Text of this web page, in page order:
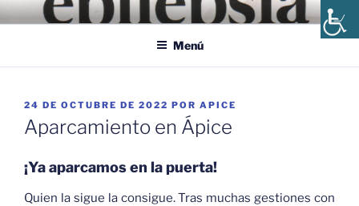
Saltar
al
ÁPICE, ASOCIACIÓN
ANDALUZA DE EPILEPSIA
Ápice, Asociación Andaluza de Epilepsia y Enfermedades Afines
Menú
PUBLICADO
EL
24 DE OCTUBRE DE 2022 POR APICE
Aparcamiento en Ápice
¡Ya aparcamos en la puerta!
Quien la sigue la consigue. Tras muchas gestiones con